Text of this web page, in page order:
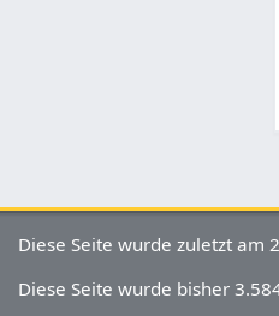
Diese Seite wurde zuletzt am
Diese Seite wurde bisher